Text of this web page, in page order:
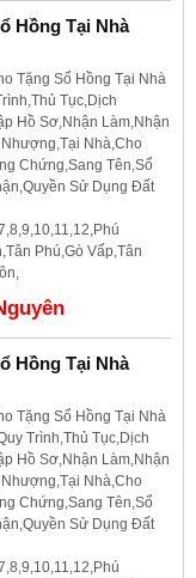
Hồng Tại Nhà
Tặng Sổ Hồng Tại Nhà
Tục,Dịch
Hồ Sơ,Nhận Làm,Nhận
Nhà,Cho
Chứng,Sang Tên,Sổ
Sử Dụng Đất
Phú,Gò Vấp,Tân
Hồng Tại Nhà
Tặng Sổ Hồng Tại Nhà
Trình,Thủ Tục,Dịch
Hồ Sơ,Nhận Làm,Nhận
Nhà,Cho
Chứng,Sang Tên,Sổ
Sử Dụng Đất